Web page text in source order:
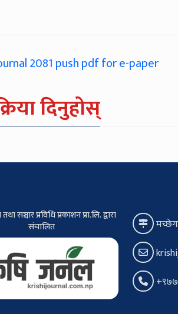
2081 push pdf for e-paper
दिनुहोस्
सञ्चार प्रविधि प्रकाशन प्रा.लि. द्वारा
संचालित